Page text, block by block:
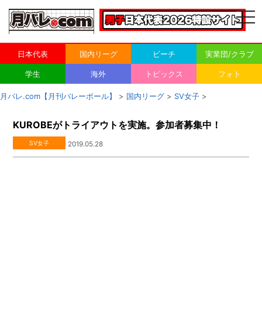
日本代表 国内リーグ ビーチ 実業団/クラブ
学生 海外 トピックス フォト
月バレ.com【月刊バレーボール】 > 国内リーグ > SV女子 >
KUROBEがトライアウトを実施。参加者募集中！
SV女子 2019.05.28